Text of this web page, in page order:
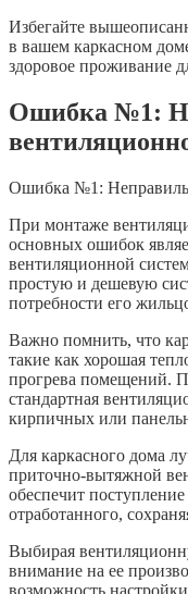
Избегайте
в вашем каркасном
здоровое проживание
Ошибка №1:
Ошибка №1:
При монтаже
основных ошибок
вентиляционной
простую и дешевую
потребности его
Важно помнить, что
такие как хорошая
прогрева помещений.
стандартная
кирпичных или
Для каркасного дома
приточно-вытяжной
обеспечит
отработанного,
Выбирая
внимание на ее
возможность